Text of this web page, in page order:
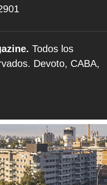
Todos los
Devoto, CABA,